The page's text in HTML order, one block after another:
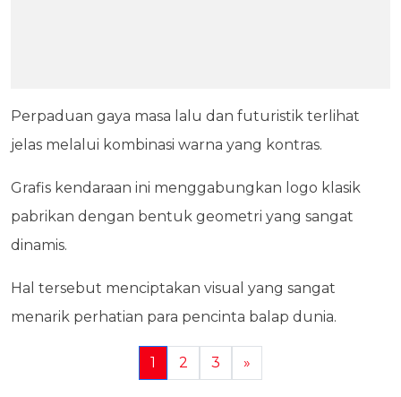
Perpaduan gaya masa lalu dan futuristik terlihat
jelas melalui kombinasi warna yang kontras.
Grafis kendaraan ini menggabungkan logo klasik
pabrikan dengan bentuk geometri yang sangat
dinamis.
Hal tersebut menciptakan visual yang sangat
menarik perhatian para pencinta balap dunia.
1 2 3 »